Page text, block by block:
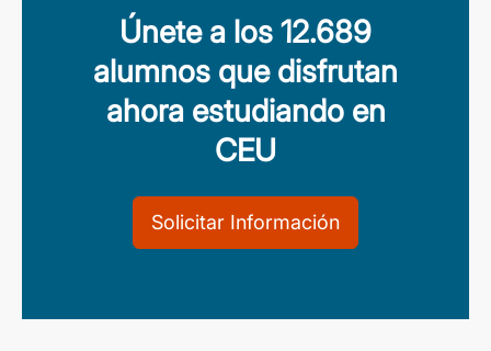
Únete a los 12.689
alumnos que disfrutan
ahora estudiando en
CEU
Solicitar Información